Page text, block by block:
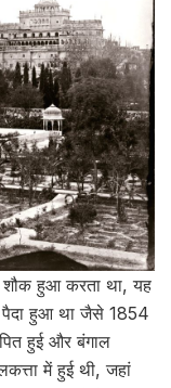
शौक हुआ करता था, यह
पैदा हुआ था जैसे 1854
हुई और बंगाल
में हुई थी, जहां